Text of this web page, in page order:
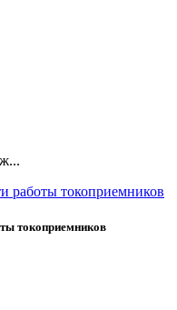
работы токоприемников
токоприемников